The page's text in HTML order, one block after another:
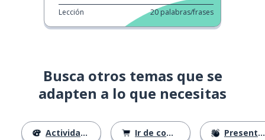
Lección 20 palabras/frases
Busca otros temas que se
adapten a lo que necesitas
Actividades Ir de compras Presentándose